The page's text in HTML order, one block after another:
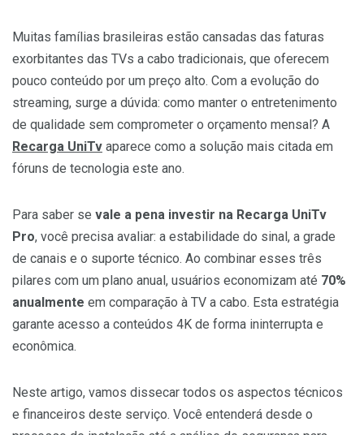
Muitas famílias brasileiras estão cansadas das faturas
exorbitantes das TVs a cabo tradicionais, que oferecem
pouco conteúdo por um preço alto. Com a evolução do
streaming, surge a dúvida: como manter o entretenimento
de qualidade sem comprometer o orçamento mensal? A
Recarga UniTv aparece como a solução mais citada em
fóruns de tecnologia este ano.
Para saber se vale a pena investir na Recarga UniTv
Pro, você precisa avaliar: a estabilidade do sinal, a grade
de canais e o suporte técnico. Ao combinar esses três
pilares com um plano anual, usuários economizam até 70%
anualmente em comparação à TV a cabo. Esta estratégia
garante acesso a conteúdos 4K de forma ininterrupta e
econômica.
Neste artigo, vamos dissecar todos os aspectos técnicos
e financeiros deste serviço. Você entenderá desde o